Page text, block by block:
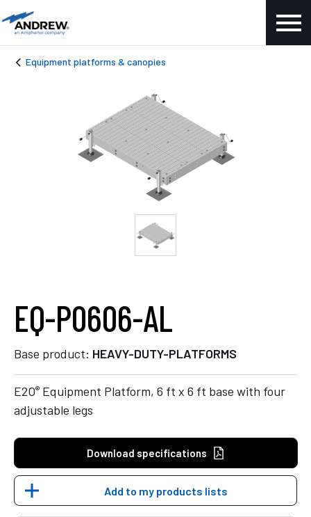
Equipment platforms & canopies
EQ-P0606-AL
Base product: HEAVY-DUTY-PLATFORMS
E2O® Equipment Platform, 6 ft x 6 ft base with four
adjustable legs
Download specifications
Add to my products lists